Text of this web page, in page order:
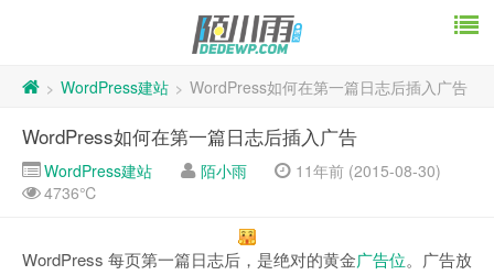
> WordPress建站 > WordPress如何在第一篇日志后插入广告
WordPress如何在第一篇日志后插入广告
WordPress建站 陌小雨
11年前 (2015-08-30)
4736℃
WordPress 每页第一篇日志后，是绝对的黄金广告位。广告放